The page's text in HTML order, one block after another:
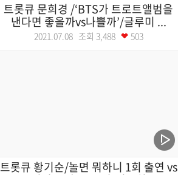
트롯큐 문희경 /‘BTS가 트로트앨범을
낸다면 좋을까vs나쁠까’/글루미 ...
2021.07.08 조회 3,488 503
트롯큐 황기순/놀면 뭐하니 1회 출연 vs